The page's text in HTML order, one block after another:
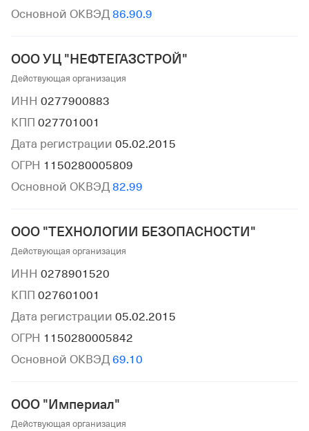
Основной ОКВЭД 86.90.9
ООО УЦ "НЕФТЕГАЗСТРОЙ"
Действующая организация
ИНН 0277900883
КПП 027701001
Дата регистрации 05.02.2015
ОГРН 1150280005809
Основной ОКВЭД 82.99
ООО "ТЕХНОЛОГИИ БЕЗОПАСНОСТИ"
Действующая организация
ИНН 0278901520
КПП 027601001
Дата регистрации 05.02.2015
ОГРН 1150280005842
Основной ОКВЭД 69.10
ООО "Империал"
Действующая организация